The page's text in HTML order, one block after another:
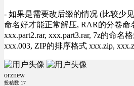
- 如果是需要改后缀的情况 (比较少
命名好才能正常解压, RAR的分卷命
xxx.part2.rar, xxx.part3.rar, 7z的命名
xxx.003, ZIP的排序格式 xxx.zip,
orznew
投稿数 17